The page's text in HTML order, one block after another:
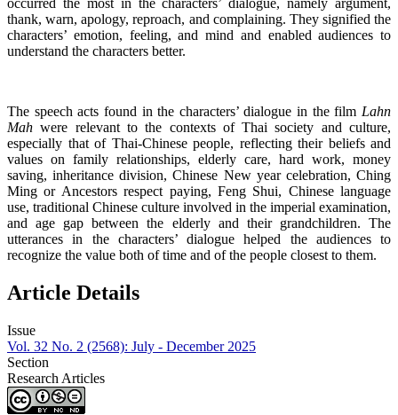
occurred the most in the characters’ dialogue, namely argument,
thank, warn, apology, reproach, and complaining. They signified the
characters’ emotion, feeling, and mind and enabled audiences to
understand the characters better.
The speech acts found in the characters’ dialogue in the film Lahn
Mahwere relevant to the contexts of Thai society and culture,
especially that of Thai-Chinese people, reflecting their beliefs and
values on family relationships, elderly care, hard work, money
saving, inheritance division, Chinese New year celebration, Ching
Ming or Ancestors respect paying, Feng Shui, Chinese language
use, traditional Chinese culture involved in the imperial examination,
and age gap between the elderly and their grandchildren. The
utterances in the characters’ dialogue helped the audiences to
recognize the value both of time and of the people closest to them.
Article Details
Issue
Vol. 32 No. 2 (2568): July - December 2025
Section
Research Articles